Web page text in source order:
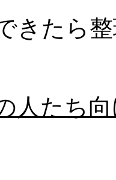
きたら
人たち